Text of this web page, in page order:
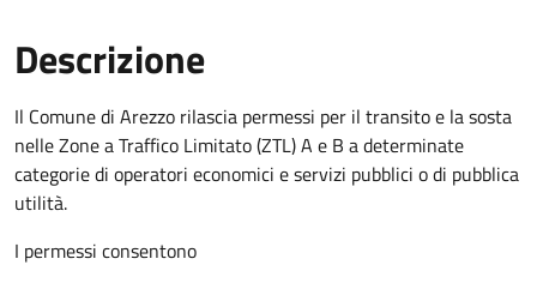
Descrizione
Il Comune di Arezzo rilascia permessi per il transito e la sosta
nelle Zone a Traffico Limitato (ZTL) A e B a determinate
categorie di operatori economici e servizi pubblici o di pubblica
utilità.
I permessi consentono